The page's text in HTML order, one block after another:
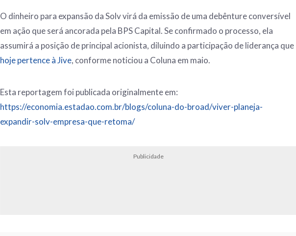
O dinheiro para expansão da Solv virá da emissão de uma debênture conversível
em ação que será ancorada pela BPS Capital. Se confirmado o processo, ela
assumirá a posição de principal acionista, diluindo a participação de liderança que
hoje pertence à Jive, conforme noticiou a Coluna em maio.
Esta reportagem foi publicada originalmente em:
https://economia.estadao.com.br/blogs/coluna-do-broad/viver-planeja-
expandir-solv-empresa-que-retoma/
Publicidade